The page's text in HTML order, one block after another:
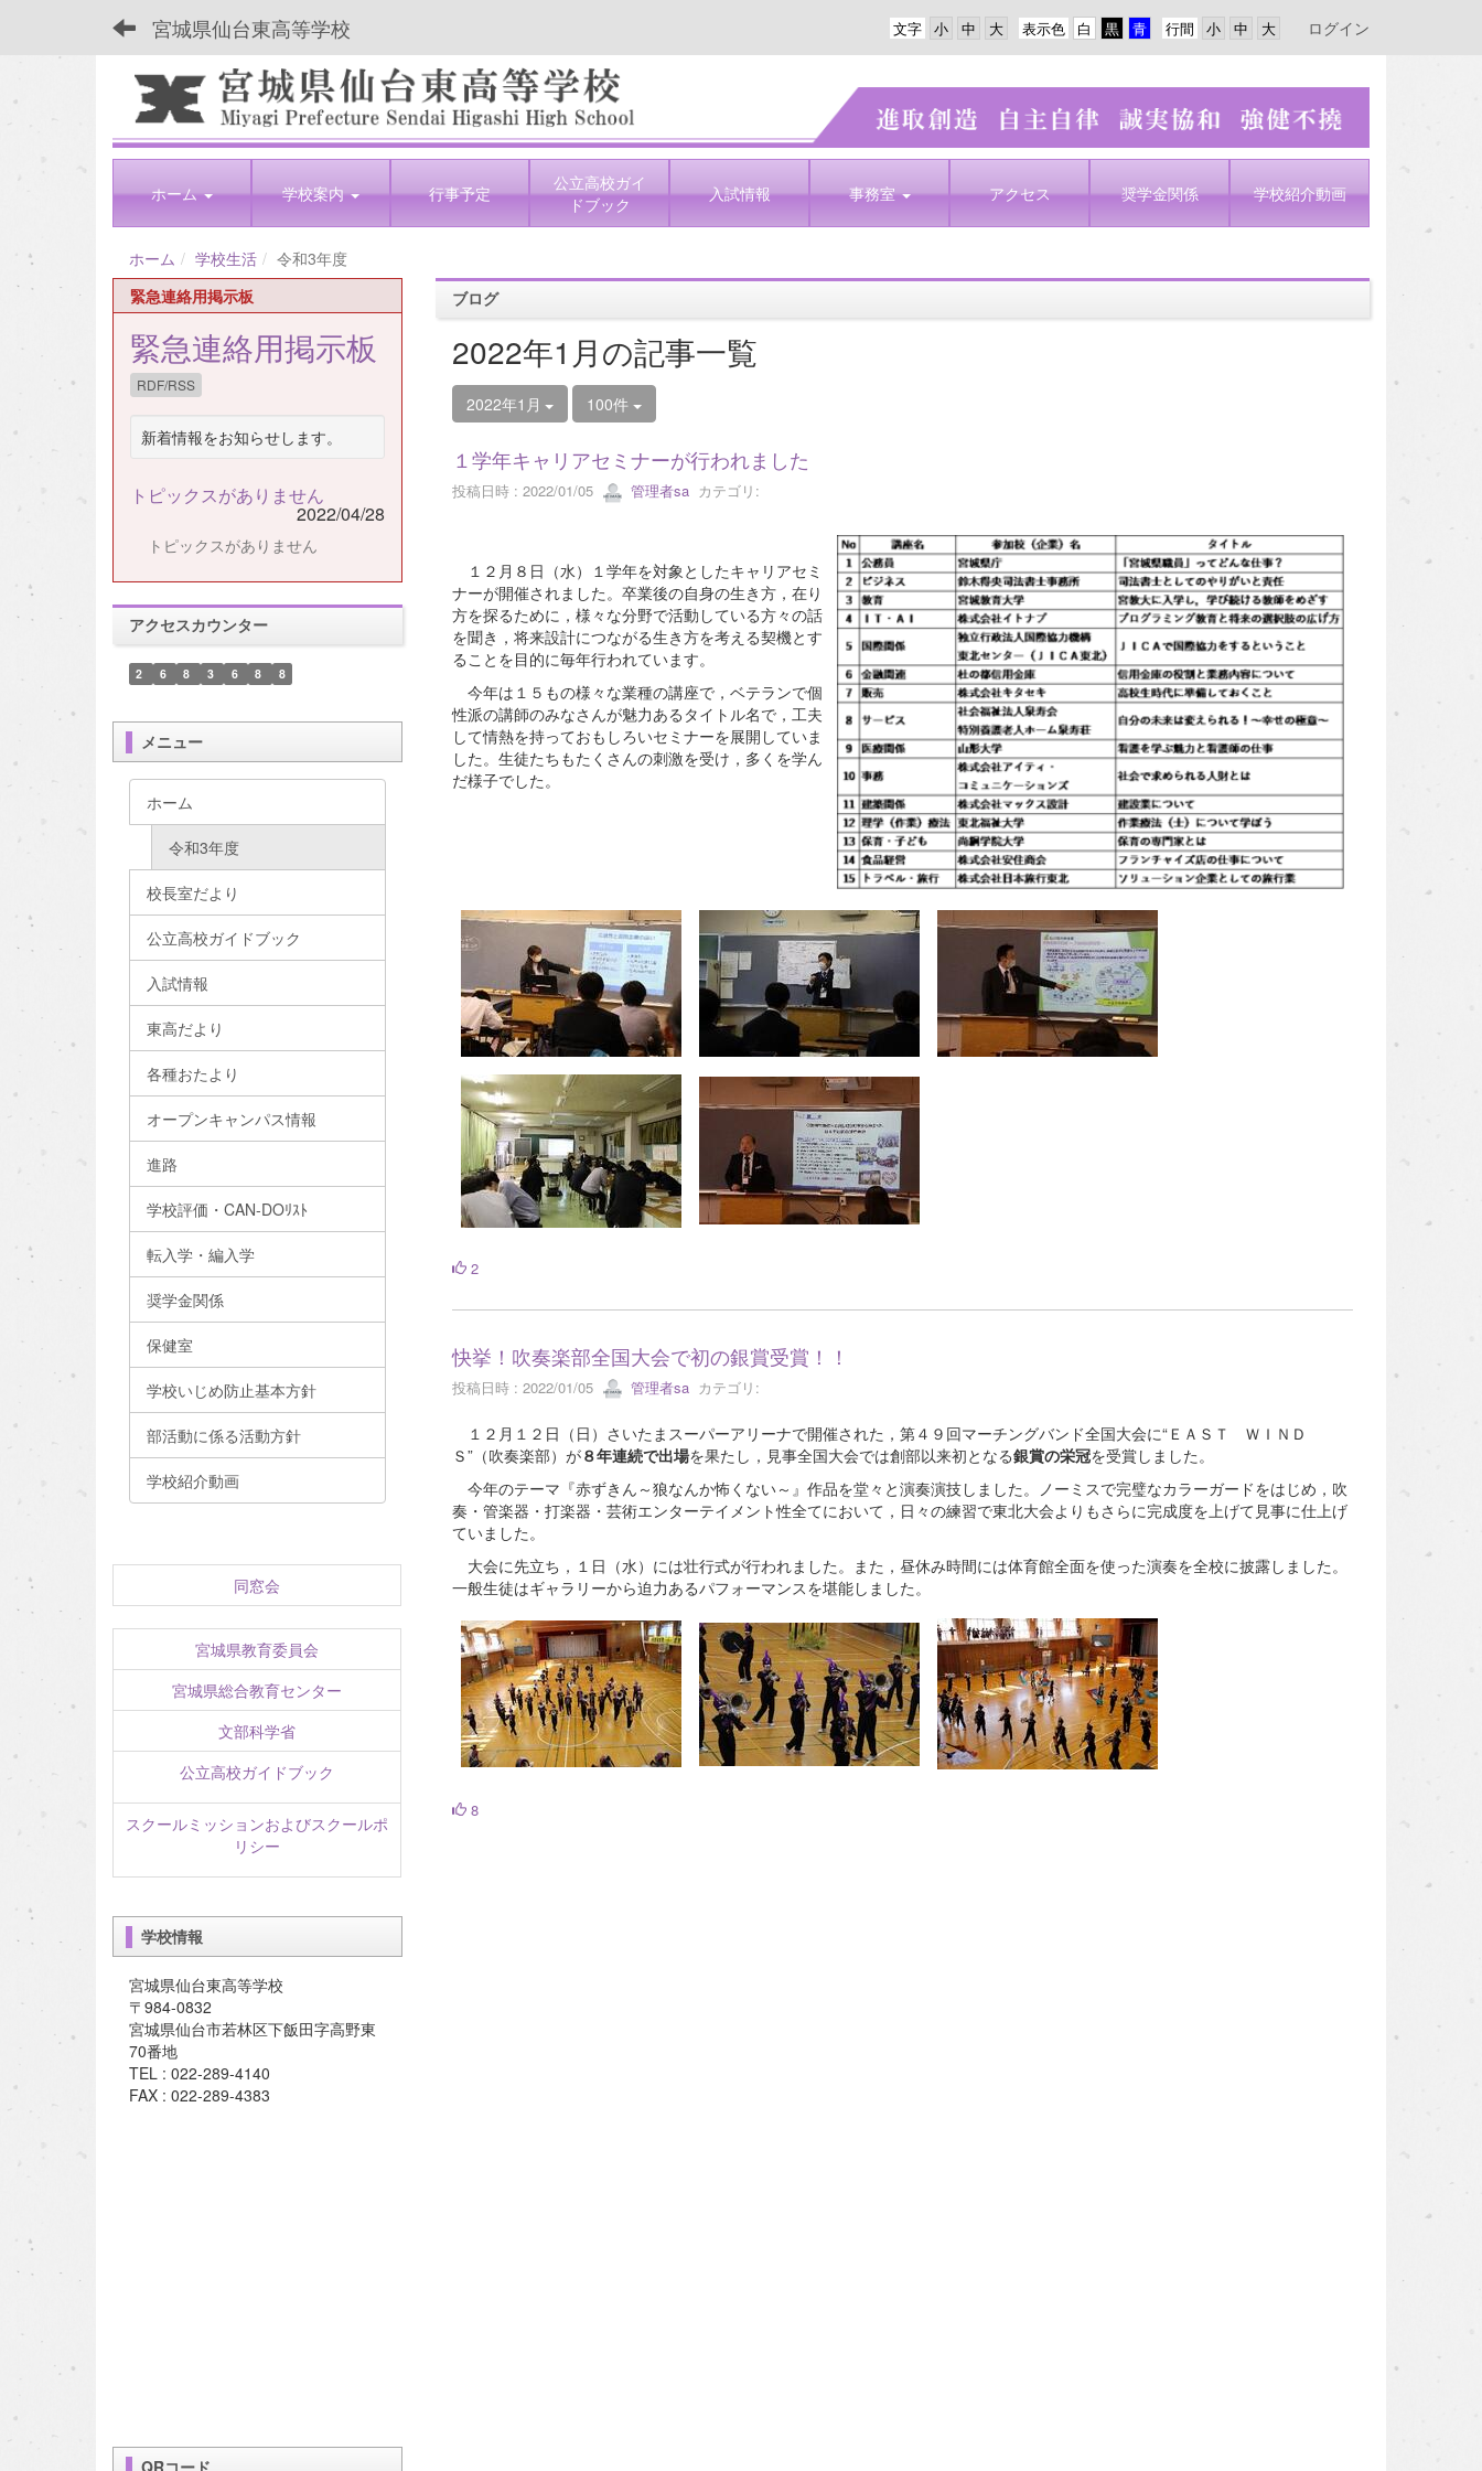
宮城県仙台東高等学校 行間
表示色
文字 ログイン
ホーム 学校案内 行事予定
公立高校ガイ
ドブック
入試情報 事務室 アクセス 奨学金関係 学校紹介動画
ホーム 学校生活
令和3年度
ブログ
2022年1月の記事一覧
2022年1月 100件
１学年キャリアセミナーが行われました
投稿日時 : 2022/01/05 管理者saカテゴリ:
１２月８日（水）１学年を対象としたキャリアセミ
ナーが開催されました。卒業後の自身の生き方，在り
方を探るために，様々な分野で活動している方々の話
を聞き，将来設計につながる生き方を考える契機とす
ることを目的に毎年行われています。
今年は１５もの様々な業種の講座で，ベテランで個
性派の講師のみなさんが魅力あるタイトル名で，工夫
して情熱を持っておもしろいセミナーを展開していま
した。生徒たちもたくさんの刺激を受け，多くを学ん
だ様子でした。
2
快挙！吹奏楽部全国大会で初の銀賞受賞！！
投稿日時 : 2022/01/05 管理者saカテゴリ:
１２月１２日（日）さいたまスーパーアリーナで開催された，第４９回マーチングバンド全国大会に“ＥＡＳＴ ＷＩＮＤ
Ｓ”（吹奏楽部）が８年連続で出場を果たし，見事全国大会では創部以来初となる銀賞の栄冠を受賞しました。
今年のテーマ『赤ずきん～狼なんか怖くない～』作品を堂々と演奏演技しました。ノーミスで完璧なカラーガードをはじめ，吹
奏・管楽器・打楽器・芸術エンターテイメント性全てにおいて，日々の練習で東北大会よりもさらに完成度を上げて見事に仕上げ
ていました。
大会に先立ち，１日（水）には壮行式が行われました。また，昼休み時間には体育館全面を使った演奏を全校に披露しました。
一般生徒はギャラリーから迫力あるパフォーマンスを堪能しました。
8
緊急連絡用掲示板
緊急連絡用掲示板
RDF/RSS
新着情報をお知らせします。
トピックスがありません
2022/04/28
トピックスがありません
アクセスカウンター
2 6 8 3 6 8 8
メニュー
ホーム
令和3年度
校長室だより
公立高校ガイドブック
入試情報
東高だより
各種おたより
オープンキャンパス情報
進路
学校評価・CAN-DOﾘｽﾄ
転入学・編入学
奨学金関係
保健室
学校いじめ防止基本方針
部活動に係る活動方針
学校紹介動画
同窓会
宮城県教育委員会
宮城県総合教育センター
文部科学省
公立高校ガイドブック
スクールミッションおよびスクールポ
リシー
学校情報
宮城県仙台東高等学校
〒984-0832
宮城県仙台市若林区下飯田字高野東
70番地
TEL : 022-289-4140
FAX : 022-289-4383
QRコード